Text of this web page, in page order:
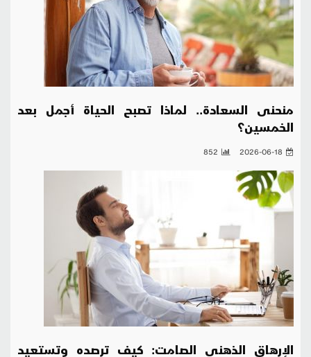
منحنى السعادة.. لماذا تصبح الحياة أجمل بعد
الخمسين؟
2026-06-18
852
الإرهاق الذهني الصامت: كيف ترصده وتستعيد